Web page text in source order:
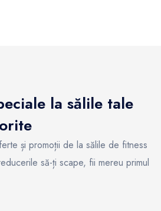
la sălile tale
și promoții de la sălile de fitness
să-ți scape, fii mereu primul